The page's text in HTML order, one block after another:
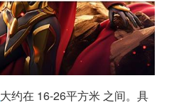
大约在 16-26平方米 之间。具